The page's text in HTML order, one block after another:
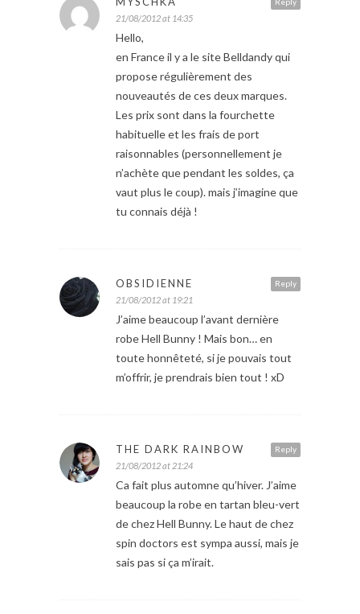
21/08/2012 at 14:35
Hello,
en France il y a le site Belldandy qui
propose régulièrement des
nouveautés de ces deux marques.
Les prix sont dans la fourchette
habituelle et les frais de port
raisonnables (personnellement je
n’achète que pendant les soldes, ça
vaut plus le coup). mais j’imagine que
tu connais déjà !
Reply
OBSIDIENNE
21/08/2012 at 19:21
J’aime beaucoup l’avant dernière
robe Hell Bunny ! Mais bon… en
toute honnêteté, si je pouvais tout
m’offrir, je prendrais bien tout ! xD
Reply
THE DARK RAINBOW
21/08/2012 at 21:24
Ca fait plus automne qu’hiver. J’aime
beaucoup la robe en tartan bleu-vert
de chez Hell Bunny. Le haut de chez
spin doctors est sympa aussi, mais je
sais pas si ça m’irait.